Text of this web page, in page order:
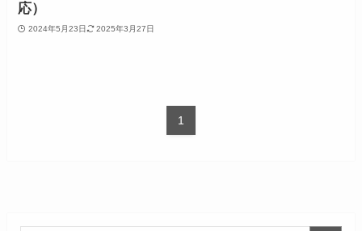
応）
2024年5月23日 2025年3月27日
1